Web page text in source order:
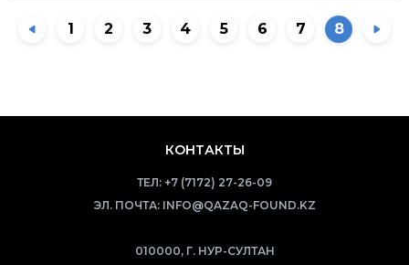
1 2 3 4 5 6 7 8
КОНТАКТЫ
ТЕЛ: +7 (7172) 27-26-09
ЭЛ. ПОЧТА: INFO@QAZAQ-FOUND.KZ
010000, Г. НУР-СУЛТАН